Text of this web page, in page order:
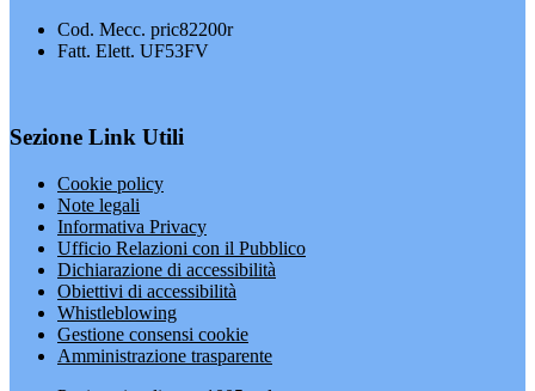
Cod. Mecc. pric82200r
Fatt. Elett. UF53FV
Sezione Link Utili
Cookie policy
Note legali
Informativa Privacy
Ufficio Relazioni con il Pubblico
Dichiarazione di accessibilità
Obiettivi di accessibilità
Whistleblowing
Gestione consensi cookie
Amministrazione trasparente